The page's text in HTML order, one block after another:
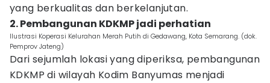
yang berkualitas dan berkelanjutan.
2. Pembangunan KDKMP jadi perhatian
Ilustrasi Koperasi Kelurahan Merah Putih di Gedawang, Kota Semarang. (dok.
Pemprov Jateng)
Dari sejumlah lokasi yang diperiksa, pembangunan
KDKMP di wilayah Kodim Banyumas menjadi